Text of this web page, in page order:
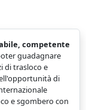
competente
guadagnare
di trasloco e
di
e sgombero con